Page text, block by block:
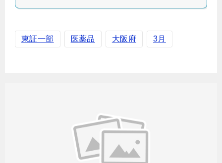
東証一部 医薬品 大阪府 3月